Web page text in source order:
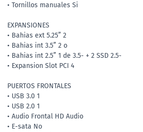
• Tornillos manuales Si
EXPANSIONES
• Bahias ext 5.25” 2
• Bahias int 3.5” 2 o
• Bahias int 2.5” 1 de 3.5- + 2 SSD 2.5-
• Expansion Slot PCI 4
PUERTOS FRONTALES
• USB 3.0 1
• USB 2.0 1
• Audio Frontal HD Audio
• E-sata No